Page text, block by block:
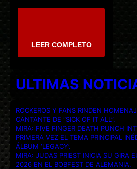
LEER COMPLETO
ULTIMAS
ROCKEROS Y FANS RINDEN
CANTANTE DE “SICK OF IT ALL”.
MIRA: FIVE FINGER DEATH PUNCH
PRIMERA VEZ EL TEMA PRINCIPAL
ÁLBUM ‘LEGACY’.
MIRA: JUDAS PRIEST INICIA SU GIRA
2026 EN EL BOBFEST DE ALEMANIA.